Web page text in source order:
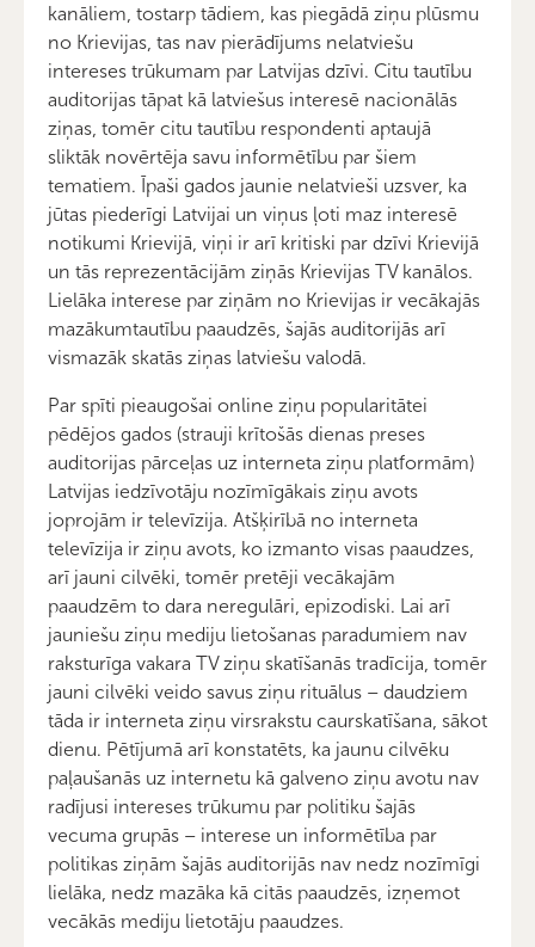
kanāliem, tostarp tādiem, kas piegādā ziņu plūsmu
no Krievijas, tas nav pierādījums nelatviešu
intereses trūkumam par Latvijas dzīvi. Citu tautību
auditorijas tāpat kā latviešus interesē nacionālās
ziņas, tomēr citu tautību respondenti aptaujā
sliktāk novērtēja savu informētību par šiem
tematiem. Īpaši gados jaunie nelatvieši uzsver, ka
jūtas piederīgi Latvijai un viņus ļoti maz interesē
notikumi Krievijā, viņi ir arī kritiski par dzīvi Krievijā
un tās reprezentācijām ziņās Krievijas TV kanālos.
Lielāka interese par ziņām no Krievijas ir vecākajās
mazākumtautību paaudzēs, šajās auditorijās arī
vismazāk skatās ziņas latviešu valodā.
Par spīti pieaugošai online ziņu popularitātei
pēdējos gados (strauji krītošās dienas preses
auditorijas pārceļas uz interneta ziņu platformām)
Latvijas iedzīvotāju nozīmīgākais ziņu avots
joprojām ir televīzija. Atšķirībā no interneta
televīzija ir ziņu avots, ko izmanto visas paaudzes,
arī jauni cilvēki, tomēr pretēji vecākajām
paaudzēm to dara neregulāri, epizodiski. Lai arī
jauniešu ziņu mediju lietošanas paradumiem nav
raksturīga vakara TV ziņu skatīšanās tradīcija, tomēr
jauni cilvēki veido savus ziņu rituālus – daudziem
tāda ir interneta ziņu virsrakstu caurskatīšana, sākot
dienu. Pētījumā arī konstatēts, ka jaunu cilvēku
paļaušanās uz internetu kā galveno ziņu avotu nav
radījusi intereses trūkumu par politiku šajās
vecuma grupās – interese un informētība par
politikas ziņām šajās auditorijās nav nedz nozīmīgi
lielāka, nedz mazāka kā citās paaudzēs, izņemot
vecākās mediju lietotāju paaudzes.